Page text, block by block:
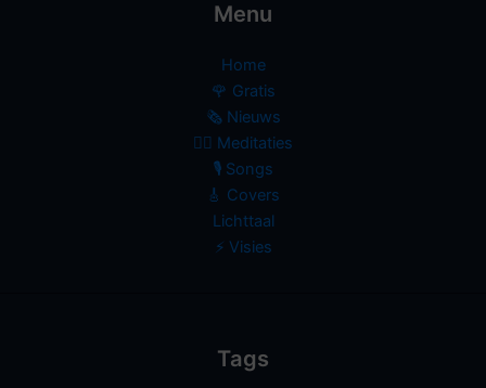
Menu
Home
🌹 Gratis
🗞️ Nieuws
🧘‍♀️ Meditaties
🎙 Songs
🎸 Covers
Lichttaal
⚡️ Visies
Tags